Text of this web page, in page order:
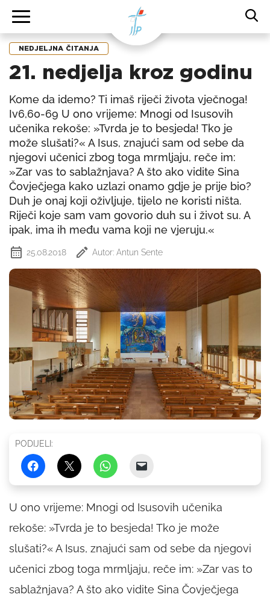
NEDJELJNA ČITANJA
21. nedjelja kroz godinu
Kome da idemo? Ti imaš riječi života vječnoga!
Iv6,60-69 U ono vrijeme: Mnogi od Isusovih
učenika rekoše: »Tvrda je to besjeda! Tko je
može slušati?« A Isus, znajući sam od sebe da
njegovi učenici zbog toga mrmljaju, reče im:
»Zar vas to sablažnjava? A što ako vidite Sina
Čovječjega kako uzlazi onamo gdje je prije bio?
Duh je onaj koji oživljuje, tijelo ne koristi ništa.
Riječi koje sam vam govorio duh su i život su. A
ipak, ima ih među vama koji ne vjeruju.«
25.08.2018 Autor: Antun Sente
PODIJELI:
U ono vrijeme: Mnogi od Isusovih učenika
rekoše: »Tvrda je to besjeda! Tko je može
slušati?« A Isus, znajući sam od sebe da njegovi
učenici zbog toga mrmljaju, reče im: »Zar vas to
sablažnjava? A što ako vidite Sina Čovječjega